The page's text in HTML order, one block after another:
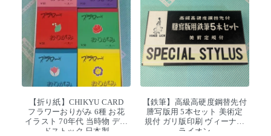
【折り紙】CHIKYU CARD
フラワーおりがみ 6種 お花
イラスト 70年代 当時物 デッ
ドストック 日本製
【鉄筆】高級高硬度鋼替先付
謄写版用 5本セット 美術定
規付 ガリ版印刷 ヴィーナス
ライオン